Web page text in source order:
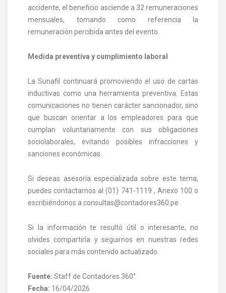
accidente, el beneficio asciende a 32 remuneraciones
mensuales, tomando como referencia la
remuneración percibida antes del evento.
Medida preventiva y cumplimiento laboral
La Sunafil continuará promoviendo el uso de cartas
inductivas como una herramienta preventiva. Estas
comunicaciones no tienen carácter sancionador, sino
que buscan orientar a los empleadores para que
cumplan voluntariamente con sus obligaciones
sociolaborales, evitando posibles infracciones y
sanciones económicas.
Si deseas asesoría especializada sobre este tema,
puedes contactarnos al (01) 741-1119 , Anexo 100 o
escribiéndonos a consultas@contadores360.pe
Si la información te resultó útil o interesante, no
olvides compartirla y seguirnos en nuestras redes
sociales para más contenido actualizado.
Fuente: Staff de Contadores 360°
Fecha: 16/04/2026